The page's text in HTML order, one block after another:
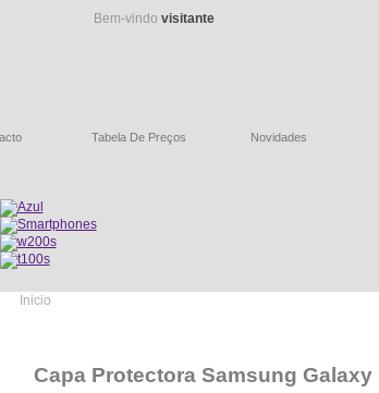
Bem-vindo visitante
Tabela De Preços Novidades
Inicio
Capa Protectora Samsung Galaxy